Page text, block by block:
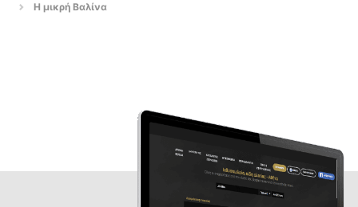
Η μικρή Βαλίνα